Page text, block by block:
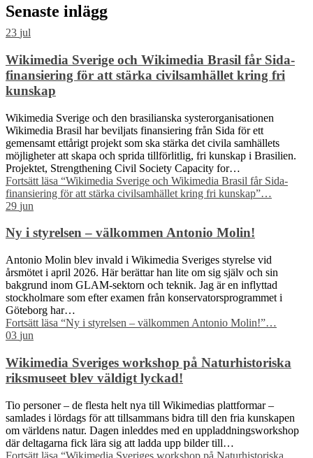
Senaste inlägg
23 jul
Wikimedia Sverige och Wikimedia Brasil får Sida-
finansiering för att stärka civilsamhället kring fri
kunskap
Wikimedia Sverige och den brasilianska systerorganisationen
Wikimedia Brasil har beviljats finansiering från Sida för ett
gemensamt ettårigt projekt som ska stärka det civila samhällets
möjligheter att skapa och sprida tillförlitlig, fri kunskap i Brasilien.
Projektet, Strengthening Civil Society Capacity for…
Fortsätt läsa “Wikimedia Sverige och Wikimedia Brasil får Sida-
finansiering för att stärka civilsamhället kring fri kunskap”…
29 jun
Ny i styrelsen – välkommen Antonio Molin!
Antonio Molin blev invald i Wikimedia Sveriges styrelse vid
årsmötet i april 2026. Här berättar han lite om sig själv och sin
bakgrund inom GLAM-sektorn och teknik. Jag är en inflyttad
stockholmare som efter examen från konservatorsprogrammet i
Göteborg har…
Fortsätt läsa “Ny i styrelsen – välkommen Antonio Molin!”…
03 jun
Wikimedia Sveriges workshop på Naturhistoriska
riksmuseet blev väldigt lyckad!
Tio personer – de flesta helt nya till Wikimedias plattformar –
samlades i lördags för att tillsammans bidra till den fria kunskapen
om världens natur. Dagen inleddes med en uppladdningsworkshop
där deltagarna fick lära sig att ladda upp bilder till…
Fortsätt läsa “Wikimedia Sveriges workshop på Naturhistoriska